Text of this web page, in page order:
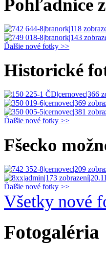
Pohľadnice
Ďalšie nové fotky >>
Historické
Ďalšie nové fotky >>
Fšecko
Ďalšie nové fotky >>
Všetky nové
Fotogaléria